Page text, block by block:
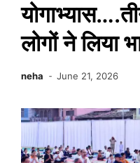
लोगों ने लिया
neha June 21, 2026